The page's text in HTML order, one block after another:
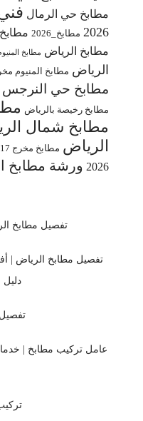
مطابخ حي الرمال
2026 مطابخ_2026 مطابخ
مطابخ الرياض مطابخ
الرياض مطابخ المنيوم مخرج
مطابخ حي النرجس
مطابخ رخيصة بالرياض
مطابخ شمال
الرياض مطابخ مخرج 17
2026 ورشة مطابخ
تفصيل مطابخ
تفصيل مطابخ الرياض |
تفصيل
عامل تركيب مطابخ |
تركيب